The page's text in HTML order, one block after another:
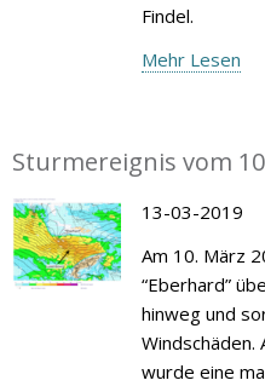
Findel.
Mehr Lesen
Sturmereignis vom
13-03-2019
Am 10. März
“Eberhard”
hinweg und
Windschäden.
wurde eine